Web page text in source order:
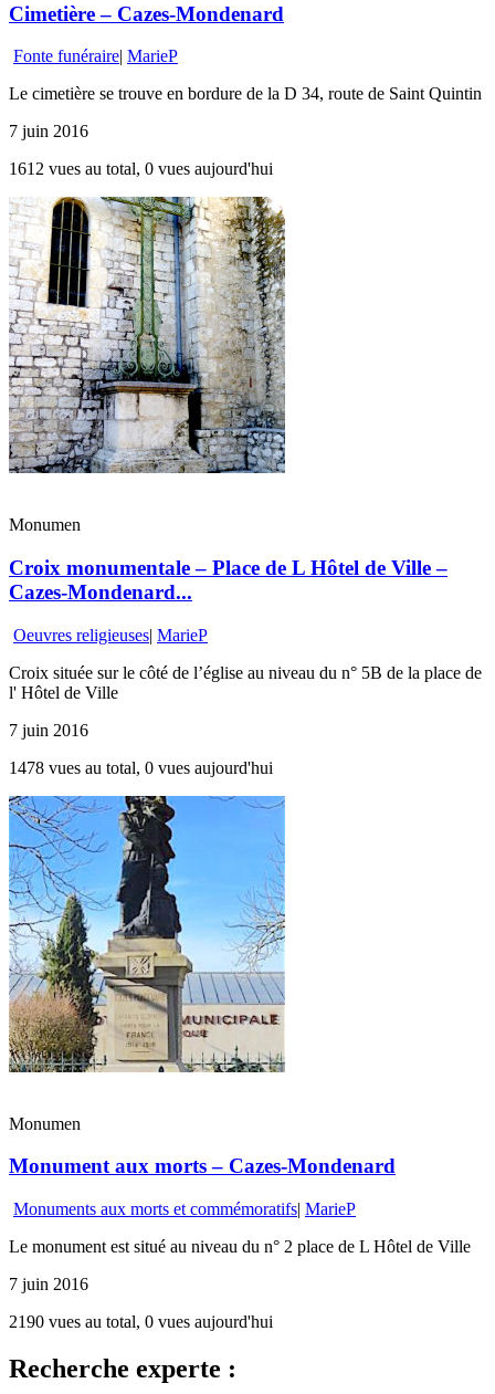
Cimetière – Cazes-Mondenard
Fonte funéraire| MarieP
Le cimetière se trouve en bordure de la D 34, route de Saint Quintin
7 juin 2016
1612 vues au total, 0 vues aujourd'hui
Monumen
Croix monumentale – Place de L Hôtel de Ville –
Cazes-Mondenard...
Oeuvres religieuses| MarieP
Croix située sur le côté de l’église au niveau du n° 5B de la place de
l' Hôtel de Ville
7 juin 2016
1478 vues au total, 0 vues aujourd'hui
Monumen
Monument aux morts – Cazes-Mondenard
Monuments aux morts et commémoratifs| MarieP
Le monument est situé au niveau du n° 2 place de L Hôtel de Ville
7 juin 2016
2190 vues au total, 0 vues aujourd'hui
Recherche experte :